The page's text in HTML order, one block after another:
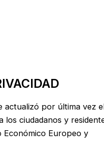
actualizó por última vez
los ciudadanos y
Económico Europeo y